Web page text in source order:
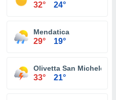
32° 24°
Mendatica
29° 19°
Olivetta San Michele
33° 21°